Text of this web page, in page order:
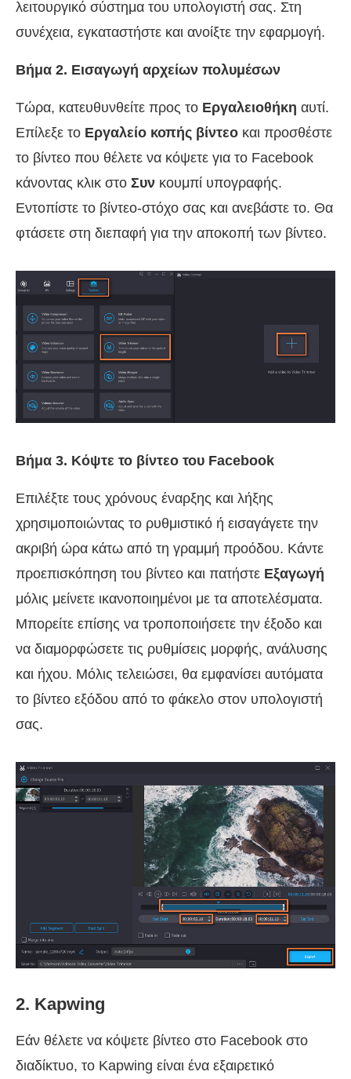
λειτουργικό σύστημα του υπολογιστή σας. Στη
συνέχεια, εγκαταστήστε και ανοίξτε την εφαρμογή.
Βήμα 2. Εισαγωγή αρχείων πολυμέσων
Τώρα, κατευθυνθείτε προς το Εργαλειοθήκη αυτί.
Επίλεξε το Εργαλείο κοπής βίντεο και προσθέστε
το βίντεο που θέλετε να κόψετε για το Facebook
κάνοντας κλικ στο Συν κουμπί υπογραφής.
Εντοπίστε το βίντεο-στόχο σας και ανεβάστε το. Θα
φτάσετε στη διεπαφή για την αποκοπή των βίντεο.
Βήμα 3. Κόψτε το βίντεο του Facebook
Επιλέξτε τους χρόνους έναρξης και λήξης
χρησιμοποιώντας το ρυθμιστικό ή εισαγάγετε την
ακριβή ώρα κάτω από τη γραμμή προόδου. Κάντε
προεπισκόπηση του βίντεο και πατήστε Εξαγωγή
μόλις μείνετε ικανοποιημένοι με τα αποτελέσματα.
Μπορείτε επίσης να τροποποιήσετε την έξοδο και
να διαμορφώσετε τις ρυθμίσεις μορφής, ανάλυσης
και ήχου. Μόλις τελειώσει, θα εμφανίσει αυτόματα
το βίντεο εξόδου από το φάκελο στον υπολογιστή
σας.
2. Kapwing
Εάν θέλετε να κόψετε βίντεο στο Facebook στο
διαδίκτυο, το Kapwing είναι ένα εξαιρετικό